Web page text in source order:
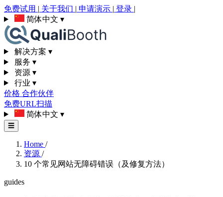
免费试用 | 关于我们 | 申请演示 | 登录 |
简体中文 ▾
解决方案 ▾
服务 ▾
资源 ▾
行业 ▾
价格 合作伙伴
免费URL扫描
简体中文 ▾
☰
Home /
资源 /
10 个常见网站无障碍错误（及修复方法）
guides